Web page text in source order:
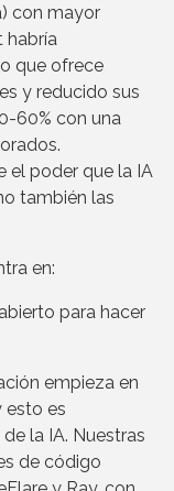
con mayor
habría
que ofrece
y reducido sus
60% con una
el poder que la IA
también las
en:
para hacer
empieza en
esto es
la IA. Nuestras
de código